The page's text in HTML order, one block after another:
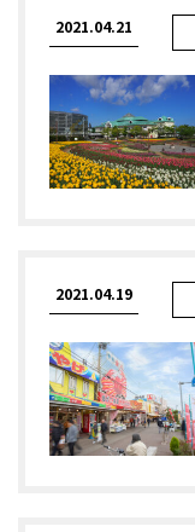
2021.04.21
2021.04.19